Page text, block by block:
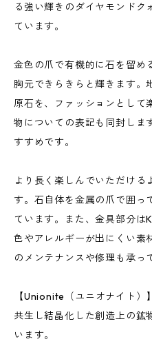
る強い輝きのダイヤモンドク
ています。
金色の爪で有機的に石を留め
胸元できらきらと輝きます。
原石を、ファッションとして
物についての表記も同封しま
すすめです。
より長く楽しんでいただける
す。石自体を金属の爪で囲っ
ています。また、金具部分は
色やアレルギーが出にくい素
のメンテナンスや修理も承っ
【Unionite（ユニオナイト）】
共生し結晶化した創造上の鉱
います。